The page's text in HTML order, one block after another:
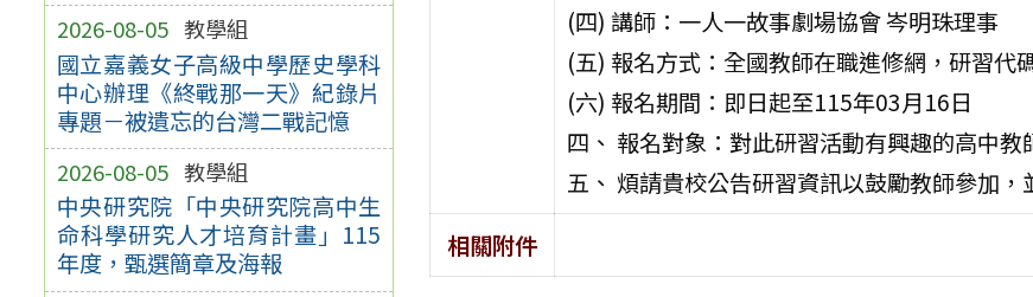
2026-08-05 教學組
國立嘉義女子高級中學歷史學科
中心辦理《終戰那一天》紀錄片
專題－被遺忘的台灣二戰記憶
2026-08-05 教學組
中央研究院「中央研究院高中生
命科學研究人才培育計畫」115
年度，甄選簡章及海報
(四) 講師：一人一故事劇場協會 岑明珠理事
(五) 報名方式：全國教師在職進修網，研習代
(六) 報名期間：即日起至115年03月16日
四、 報名對象：對此研習活動有興趣的高中教
五、 煩請貴校公告研習資訊以鼓勵教師參加，
相關附件